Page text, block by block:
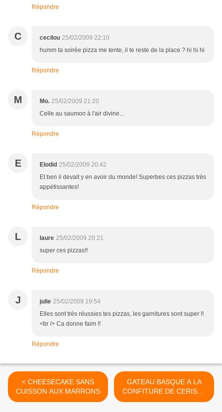
Répondre
C cecilou 25/02/2009 22:10
humm ta soirée pizza me tente, il te reste de la place ? hi hi hi
Répondre
M Mo. 25/02/2009 21:20
Celle au saumon à l'air divine...
Répondre
E Elodid 25/02/2009 20:42
Et ben il devait y en avoir du monde! Superbes ces pizzas très
appétissantes!
Répondre
L laure 25/02/2009 20:21
super ces pizzas!!
Répondre
J julie 25/02/2009 19:54
Elles sont très réussies tes pizzas, les garnitures sont super !!
<br /> Ca donne faim !!
Répondre
< CHEESECAKE SANS
CUISSON AUX MARRONS
GATEAU BASQUE A LA
CONFITURE DE CERISES
NOIRES >